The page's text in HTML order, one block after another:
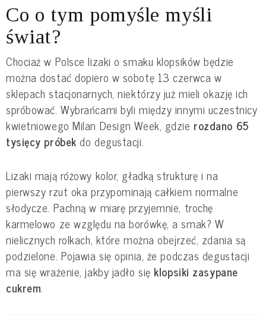
Co o tym pomyśle myśli
świat?
Chociaż w Polsce lizaki o smaku klopsików będzie
można dostać dopiero w sobotę 13 czerwca w
sklepach stacjonarnych, niektórzy już mieli okazję ich
spróbować. Wybrańcami byli między innymi uczestnicy
kwietniowego Milan Design Week, gdzie rozdano 65
tysięcy próbek do degustacji.
Lizaki mają różowy kolor, gładką strukturę i na
pierwszy rzut oka przypominają całkiem normalne
słodycze. Pachną w miarę przyjemnie, trochę
karmelowo ze względu na borówkę, a smak? W
nielicznych rolkach, które można obejrzeć, zdania są
podzielone. Pojawia się opinia, że podczas degustacji
ma się wrażenie, jakby jadło się klopsiki zasypane
cukrem.